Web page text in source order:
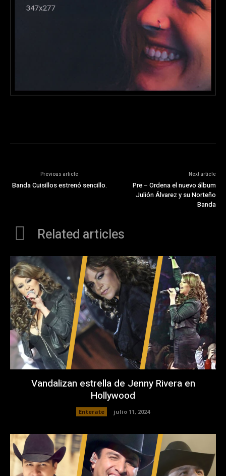
Previous article
Banda Cuisillos estrenó sencillo.
Next article
Pre – Ordena el nuevo álbum
Julión Álvarez y su Norteño
Banda
Related articles
Vandalizan estrella de Jenny Rivera en
Hollywood
Enterate julio 11, 2024